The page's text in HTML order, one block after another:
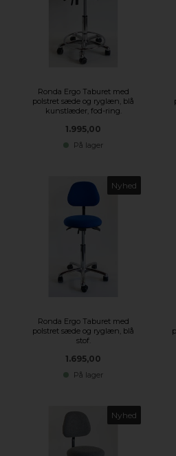
Ronda Ergo Taburet med
polstret sæde og ryglæn, blå
kunstlæder, fod-ring.
1.995,00
På lager
Nyhed
Ronda Ergo Taburet med
polstret sæde og ryglæn, blå
stof.
1.695,00
På lager
Nyhed